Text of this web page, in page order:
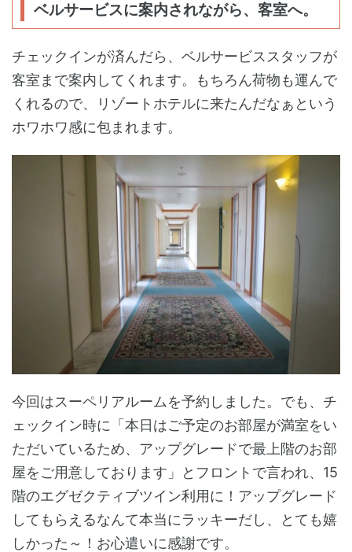
ベルサービスに案内されながら、客室へ。
チェックインが済んだら、ベルサービススタッフが
客室まで案内してくれます。もちろん荷物も運んで
くれるので、リゾートホテルに来たんだなぁという
ホワホワ感に包まれます。
今回はスーペリアルームを予約しました。でも、チ
ェックイン時に「本日はご予定のお部屋が満室をい
ただいているため、アップグレードで最上階のお部
屋をご用意しております」とフロントで言われ、15
階のエグゼクティブツイン利用に！アップグレード
してもらえるなんて本当にラッキーだし、とても嬉
しかった～！お心遣いに感謝です。